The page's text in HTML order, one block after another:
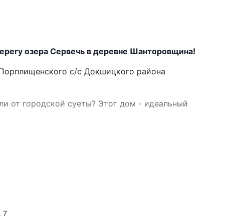
озера Сервечь в деревне Шанторовщина!
с/с Докшицкого района
от городской суеты? Этот дом - идеальный
здорового бревна, поднят на фундамент. В
перегородки, установлена новая
, 7